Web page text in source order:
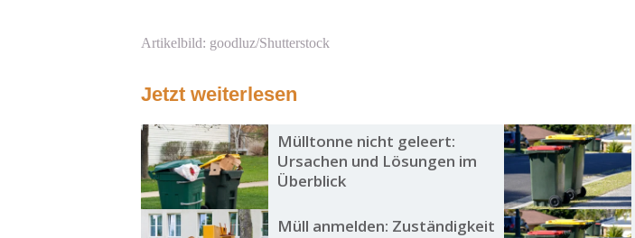
Artikelbild: goodluz/Shutterstock
Jetzt weiterlesen
Mülltonne nicht geleert:
Ursachen und Lösungen im
Überblick
Müll anmelden: Zuständigkeit